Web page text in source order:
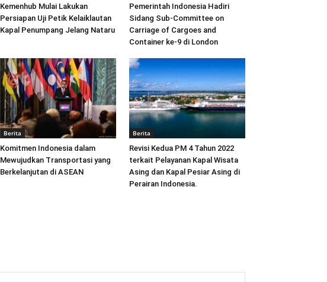
Kemenhub Mulai Lakukan
Persiapan Uji Petik Kelaiklautan
Kapal Penumpang Jelang Nataru
Pemerintah Indonesia Hadiri
Sidang Sub-Committee on
Carriage of Cargoes and
Container ke-9 di London
Berita
Komitmen Indonesia dalam
Mewujudkan Transportasi yang
Berkelanjutan di ASEAN
Berita
Revisi Kedua PM 4 Tahun 2022
terkait Pelayanan Kapal Wisata
Asing dan Kapal Pesiar Asing di
Perairan Indonesia.